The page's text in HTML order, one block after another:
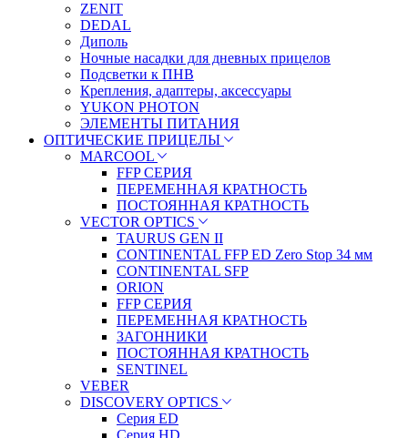
ZENIT
DEDAL
Диполь
Ночные насадки для дневных прицелов
Подсветки к ПНВ
Крепления, адаптеры, аксессуары
YUKON PHOTON
ЭЛЕМЕНТЫ ПИТАНИЯ
ОПТИЧЕСКИЕ ПРИЦЕЛЫ
MARCOOL
FFP СЕРИЯ
ПЕРЕМЕННАЯ КРАТНОСТЬ
ПОСТОЯННАЯ КРАТНОСТЬ
VECTOR OPTICS
TAURUS GEN II
CONTINENTAL FFP ED Zero Stop 34 мм
CONTINENTAL SFP
ORION
FFP СЕРИЯ
ПЕРЕМЕННАЯ КРАТНОСТЬ
ЗАГОННИКИ
ПОСТОЯННАЯ КРАТНОСТЬ
SENTINEL
VEBER
DISCOVERY OPTICS
Серия ED
Серия HD